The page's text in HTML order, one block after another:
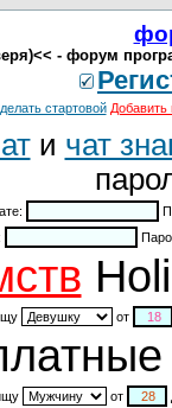
- форум
стартовой Добавить
и чат
от
от